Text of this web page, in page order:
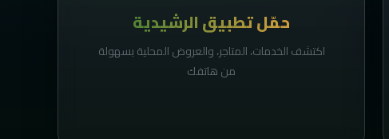
حمّل تطبيق الرشيدية
اكتشف الخدمات، المتاجر، والعروض المحلية بسهولة
من هاتفك